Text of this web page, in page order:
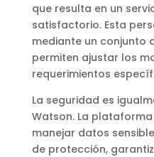
que resulta en un
satisfactorio. Esta
mediante un conjunto
permiten ajustar los
requerimientos
La seguridad es
Watson. La
manejar datos
de protección,